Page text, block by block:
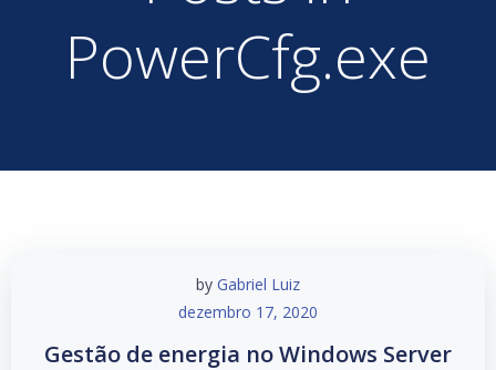
PowerCfg.exe
by Gabriel Luiz
dezembro 17, 2020
Gestão de energia no Windows Server